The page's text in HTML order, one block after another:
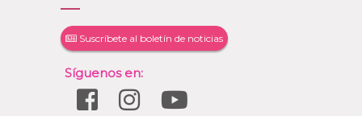
Suscríbete al boletín de noticias
Síguenos en: